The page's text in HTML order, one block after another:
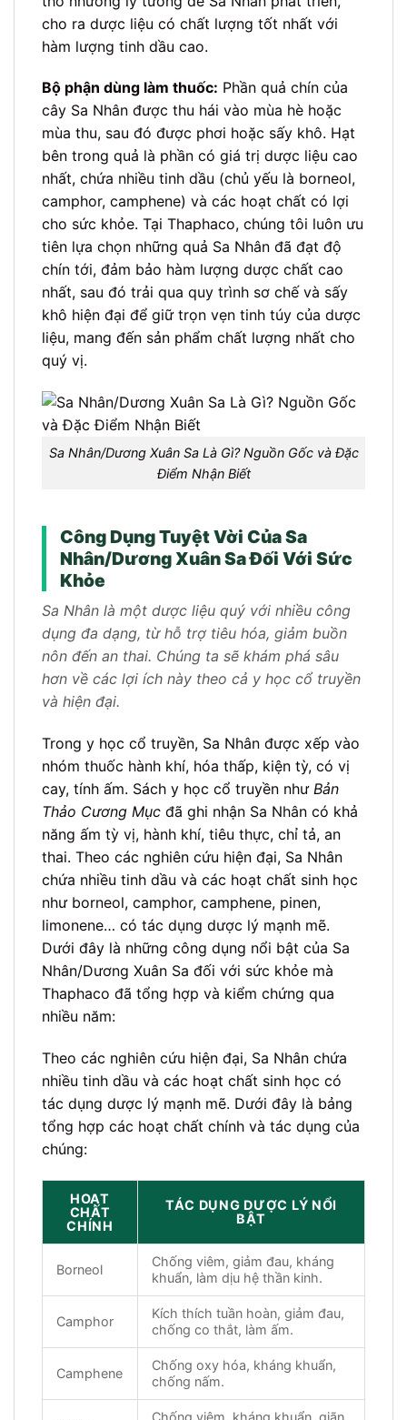
cho ra dược liệu có chất lượng tốt nhất với
hàm lượng tinh dầu cao.
Bộ phận dùng làm thuốc: Phần quả chín của
cây Sa Nhân được thu hái vào mùa hè hoặc
mùa thu, sau đó được phơi hoặc sấy khô. Hạt
bên trong quả là phần có giá trị dược liệu cao
nhất, chứa nhiều tinh dầu (chủ yếu là borneol,
camphor, camphene) và các hoạt chất có lợi
cho sức khỏe. Tại Thaphaco, chúng tôi luôn ưu
tiên lựa chọn những quả Sa Nhân đã đạt độ
chín tới, đảm bảo hàm lượng dược chất cao
nhất, sau đó trải qua quy trình sơ chế và sấy
khô hiện đại để giữ trọn vẹn tinh túy của dược
liệu, mang đến sản phẩm chất lượng nhất cho
quý vị.
Sa Nhân/Dương Xuân Sa Là Gì? Nguồn Gốc và Đặc
Điểm Nhận Biết
Công Dụng Tuyệt Vời Của Sa
Nhân/Dương Xuân Sa Đối Với Sức
Khỏe
Sa Nhân là một dược liệu quý với nhiều công
dụng đa dạng, từ hỗ trợ tiêu hóa, giảm buồn
nôn đến an thai. Chúng ta sẽ khám phá sâu
hơn về các lợi ích này theo cả y học cổ truyền
và hiện đại.
Trong y học cổ truyền, Sa Nhân được xếp vào
nhóm thuốc hành khí, hóa thấp, kiện tỳ, có vị
cay, tính ấm. Sách y học cổ truyền như Bản
Thảo Cương Mục đã ghi nhận Sa Nhân có khả
năng ấm tỳ vị, hành khí, tiêu thực, chỉ tả, an
thai. Theo các nghiên cứu hiện đại, Sa Nhân
chứa nhiều tinh dầu và các hoạt chất sinh học
như borneol, camphor, camphene, pinen,
limonene… có tác dụng dược lý mạnh mẽ.
Dưới đây là những công dụng nổi bật của Sa
Nhân/Dương Xuân Sa đối với sức khỏe mà
Thaphaco đã tổng hợp và kiểm chứng qua
nhiều năm:
Theo các nghiên cứu hiện đại, Sa Nhân chứa
nhiều tinh dầu và các hoạt chất sinh học có
tác dụng dược lý mạnh mẽ. Dưới đây là bảng
tổng hợp các hoạt chất chính và tác dụng của
chúng:
HOẠT
CHẤT
CHÍNH
TÁC DỤNG DƯỢC LÝ NỔI
BẬT
Borneol
Chống viêm, giảm đau, kháng
khuẩn, làm dịu hệ thần kinh.
Camphor
Kích thích tuần hoàn, giảm đau,
chống co thắt, làm ấm.
Camphene
Chống oxy hóa, kháng khuẩn,
chống nấm.
Chống viêm, kháng khuẩn, giãn